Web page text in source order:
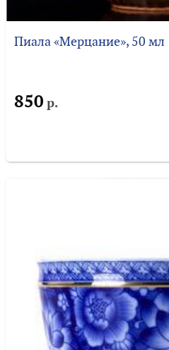
Пиала «Мерцание», 50 мл
850 р.